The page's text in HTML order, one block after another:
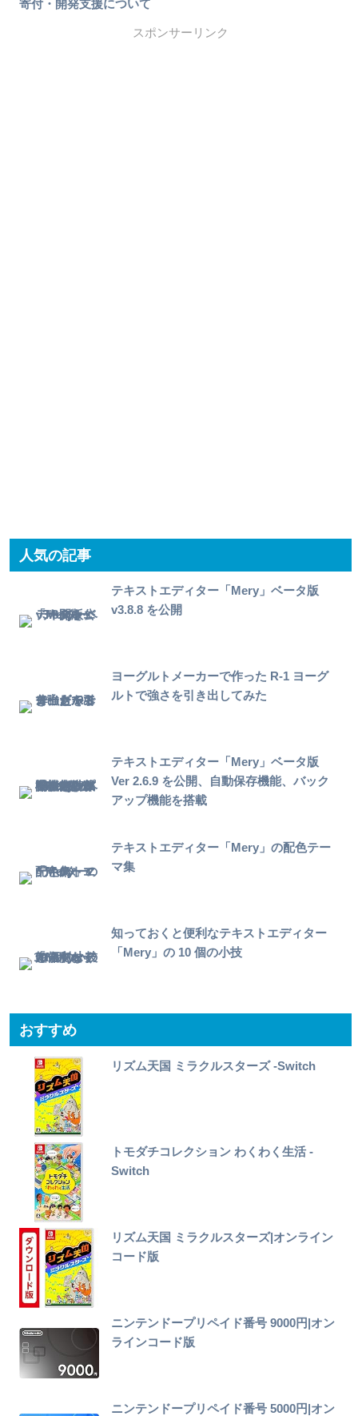
寄付・開発支援について
スポンサーリンク
人気の記事
テキストエディター「Mery」ベータ版
v3.8.8 を公開
ヨーグルトメーカーで作った R-1 ヨーグ
ルトで強さを引き出してみた
テキストエディター「Mery」ベータ版
Ver 2.6.9 を公開、自動保存機能、バック
アップ機能を搭載
テキストエディター「Mery」の配色テー
マ集
知っておくと便利なテキストエディター
「Mery」の 10 個の小技
おすすめ
リズム天国 ミラクルスターズ -Switch
トモダチコレクション わくわく生活 -
Switch
リズム天国 ミラクルスターズ|オンライン
コード版
ニンテンドープリペイド番号 9000円|オン
ラインコード版
ニンテンドープリペイド番号 5000円|オン